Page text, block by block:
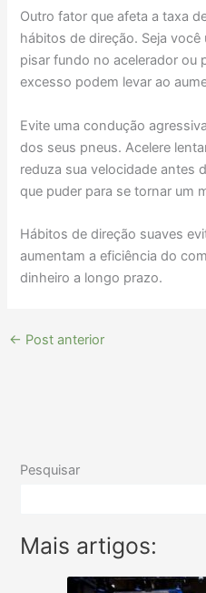
Outro fator que afeta a taxa
hábitos de direção. Seja
pisar fundo no acelerador ou
excesso podem levar ao
Evite uma condução
dos seus pneus. Acelere
reduza sua velocidade antes
que puder para se tornar um
Hábitos de direção suaves
aumentam a eficiência do
dinheiro a longo prazo.
← Post anterior
Pesquisar
Mais artigos: